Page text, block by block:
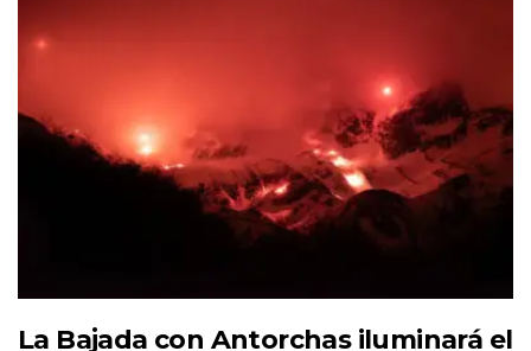
La Bajada con Antorchas iluminará el